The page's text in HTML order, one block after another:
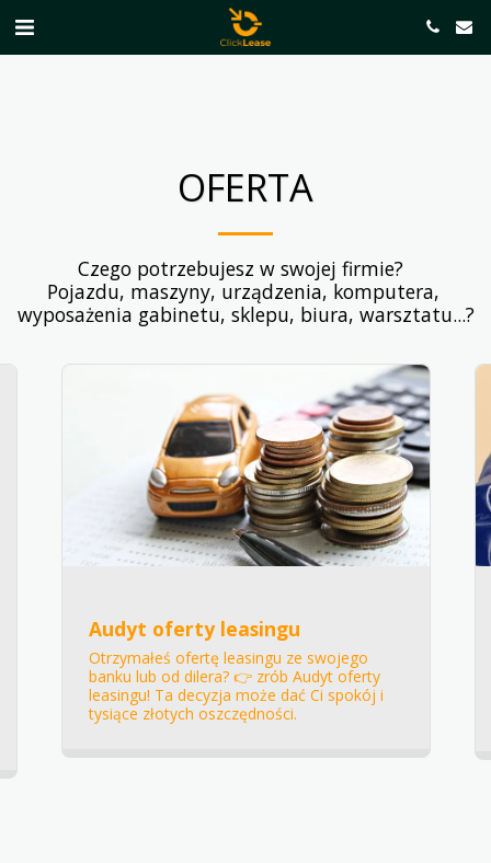
OFERTA
Czego potrzebujesz w swojej firmie?
Pojazdu, maszyny, urządzenia, komputera,
wyposażenia gabinetu, sklepu, biura, warsztatu...?
Audyt oferty leasingu
Otrzymałeś ofertę leasingu ze swojego
banku lub od dilera? 👉 zrób Audyt oferty
leasingu! Ta decyzja może dać Ci spokój i
tysiące złotych oszczędności.